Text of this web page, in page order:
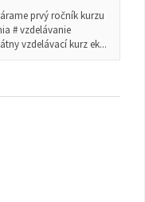
prvý ročník kurzu
# vzdelávanie
vzdelávací kurz ek...